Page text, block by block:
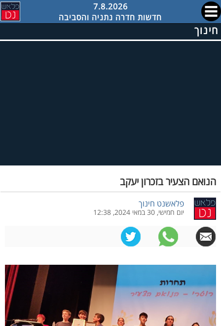
7.8.2026
חדשות חדרה נתניה והסביבה
חינוך
הנואם הצעיר בזכרון יעקב
פלאשנט חינוך
יום חמישי, 30 במאי 2024, 12:38